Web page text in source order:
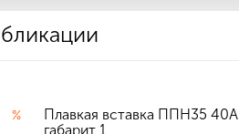
%
Плавкая вставка ППН35 40А
габарит 1